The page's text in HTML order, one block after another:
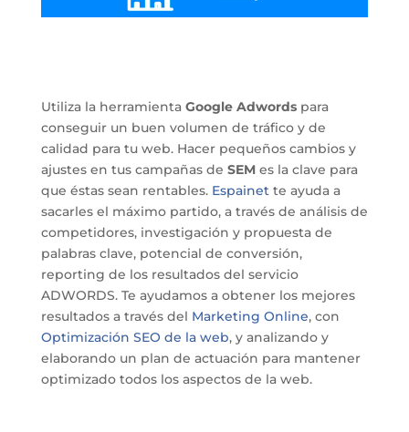
Utiliza la herramienta Google Adwordspara
conseguir un buen volumen de tráfico y de
calidad para tu web. Hacer pequeños cambios y
ajustes en tus campañas de SEMes la clave para
que éstas sean rentables. Espainette ayuda a
sacarles el máximo partido, a través de análisis de
competidores, investigación y propuesta de
palabras clave, potencial de conversión,
reporting de los resultados del servicio
ADWORDS. Te ayudamos a obtener los mejores
resultados a través del Marketing Online, con
Optimización SEO de la web, y analizando y
elaborando un plan de actuación para mantener
optimizado todos los aspectos de la web.